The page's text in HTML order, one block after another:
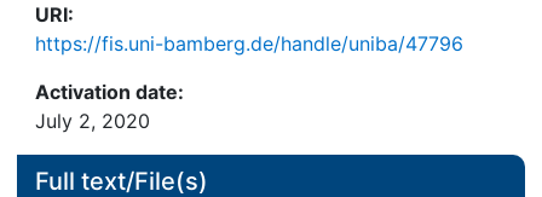
URI:
https://fis.uni-bamberg.de/handle/uniba/47796
Activation date:
July 2, 2020
Full text/File(s)